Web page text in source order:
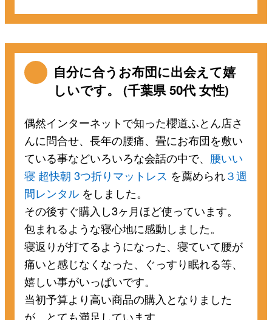
自分に合うお布団に出会えて嬉
しいです。 (千葉県 50代 女性)
偶然インターネットで知った櫻道ふとん店さ
んに問合せ、長年の腰痛、畳にお布団を敷い
ている事などいろいろな会話の中で、 腰いい
寝 超快朝 3つ折りマットレス を薦められ３週
間レンタル をしました。
その後すぐ購入し3ヶ月ほど使っています。
包まれるような寝心地に感動しました。
寝返りが打てるようになった、寝ていて腰が
痛いと感じなくなった、ぐっすり眠れる等、
嬉しい事がいっぱいです。
当初予算より高い商品の購入となりました
が、とても満足しています。